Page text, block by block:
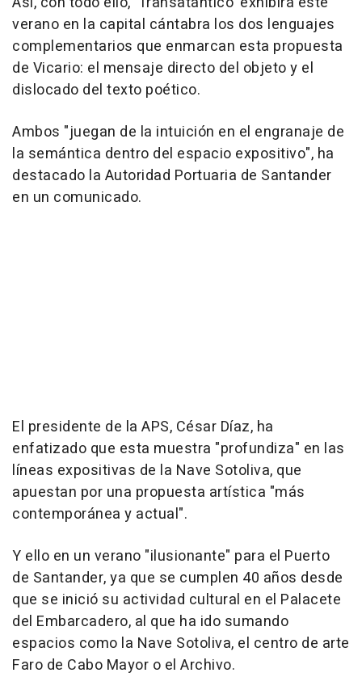
verano en la capital cántabra los dos lenguajes
complementarios que enmarcan esta propuesta
de Vicario: el mensaje directo del objeto y el
dislocado del texto poético.
Ambos "juegan de la intuición en el engranaje de
la semántica dentro del espacio expositivo", ha
destacado la Autoridad Portuaria de Santander
en un comunicado.
El presidente de la APS, César Díaz, ha
enfatizado que esta muestra "profundiza" en las
líneas expositivas de la Nave Sotoliva, que
apuestan por una propuesta artística "más
contemporánea y actual".
Y ello en un verano "ilusionante" para el Puerto
de Santander, ya que se cumplen 40 años desde
que se inició su actividad cultural en el Palacete
del Embarcadero, al que ha ido sumando
espacios como la Nave Sotoliva, el centro de arte
Faro de Cabo Mayor o el Archivo.